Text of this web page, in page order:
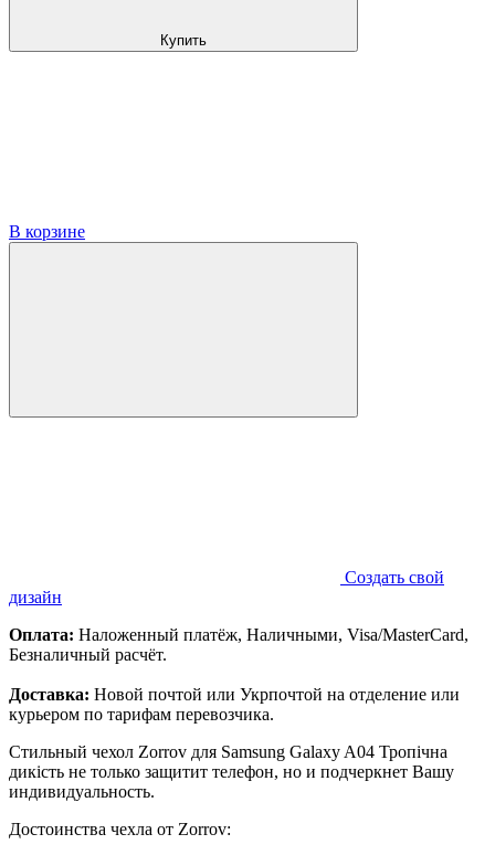
Купить
В корзине
Создать свой
дизайн
Оплата: Наложенный платёж, Наличными, Visa/MasterCard,
Безналичный расчёт.
Доставка: Новой почтой или Укрпочтой на отделение или
курьером по тарифам перевозчика.
Стильный чехол Zorrov для Samsung Galaxy A04 Тропічна
дикість не только защитит телефон, но и подчеркнет Вашу
индивидуальность.
Достоинства чехла от Zorrov: